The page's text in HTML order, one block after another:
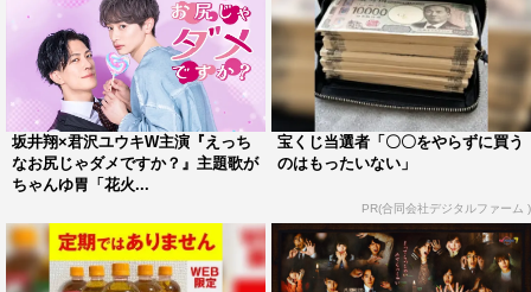
賛。「ぷるぷる震えつつ『尊い…！』を一生言いながらド
ラマを楽しみにしております」と、大きな期待を寄せた。
また、DMM TVで独占配信される本編は“配信版”として、
二人の関係性がより深く描かれるシーンにおいて、思わず
ドキッとしてしまう親密なカットを少し長く楽しめる仕様
となっている。
ドラマの配信開始に先駆け、キャストが登壇する第1話先
行上映イベントの開催も決定。本編の上映に加え、トーク
坂井翔×君沢ユウキW主演『えっち
なお尻じゃダメですか？』主題歌が
ちゃんゆ胃「花火...
宝くじ当選者「〇〇をやらずに買う
のはもったいない」
PR(合同会社デジタルファーム )